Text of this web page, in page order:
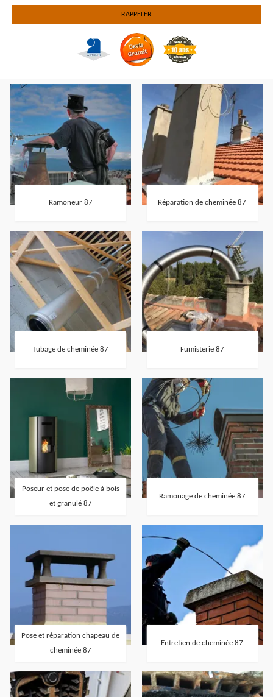
Ramoneur 87 Réparation de cheminée 87
Tubage de cheminée 87 Fumisterie 87
Poseur et pose de poêle à bois
et granulé 87
Ramonage de cheminée 87
Pose et réparation chapeau de
cheminée 87
Entretien de cheminée 87